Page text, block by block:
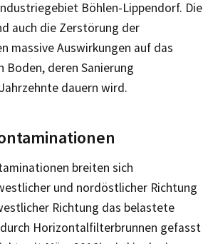
Böhlen-Lippendorf. Die
auch die Zerstörung der
massive Auswirkungen auf das
Boden, deren Sanierung
dauern wird.
breiten sich
und nordöstlicher Richtung
Richtung das belastete
Horizontalfilterbrunnen gefasst